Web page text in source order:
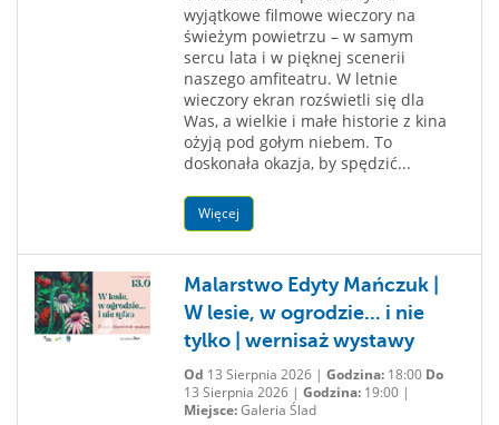
wyjątkowe filmowe wieczory na
świeżym powietrzu – w samym
sercu lata i w pięknej scenerii
naszego amfiteatru. W letnie
wieczory ekran rozświetli się dla
Was, a wielkie i małe historie z kina
ożyją pod gołym niebem. To
doskonała okazja, by spędzić...
Więcej
Malarstwo Edyty Mańczuk |
W lesie, w ogrodzie... i nie
tylko | wernisaż wystawy
Od 13 Sierpnia 2026 | Godzina:18:00 Do
13 Sierpnia 2026 | Godzina:19:00 |
Miejsce:Galeria Ślad